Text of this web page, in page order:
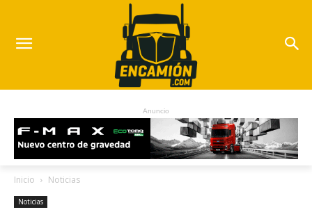
Anuncio
Inicio Noticias
Noticias